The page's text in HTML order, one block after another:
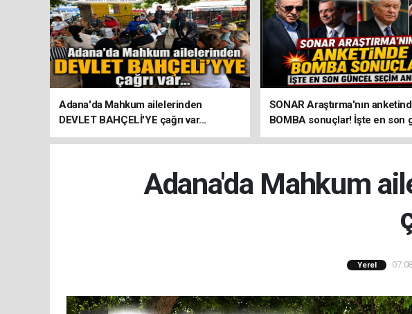
Adana'da Mahkum ailelerinden
DEVLET BAHÇELİ'YE çağrı var...
SONAR Araştırma'nın
BOMBA sonuçlar! İşte en son
seçim anketi!
Adana'da Mahkum
Yerel